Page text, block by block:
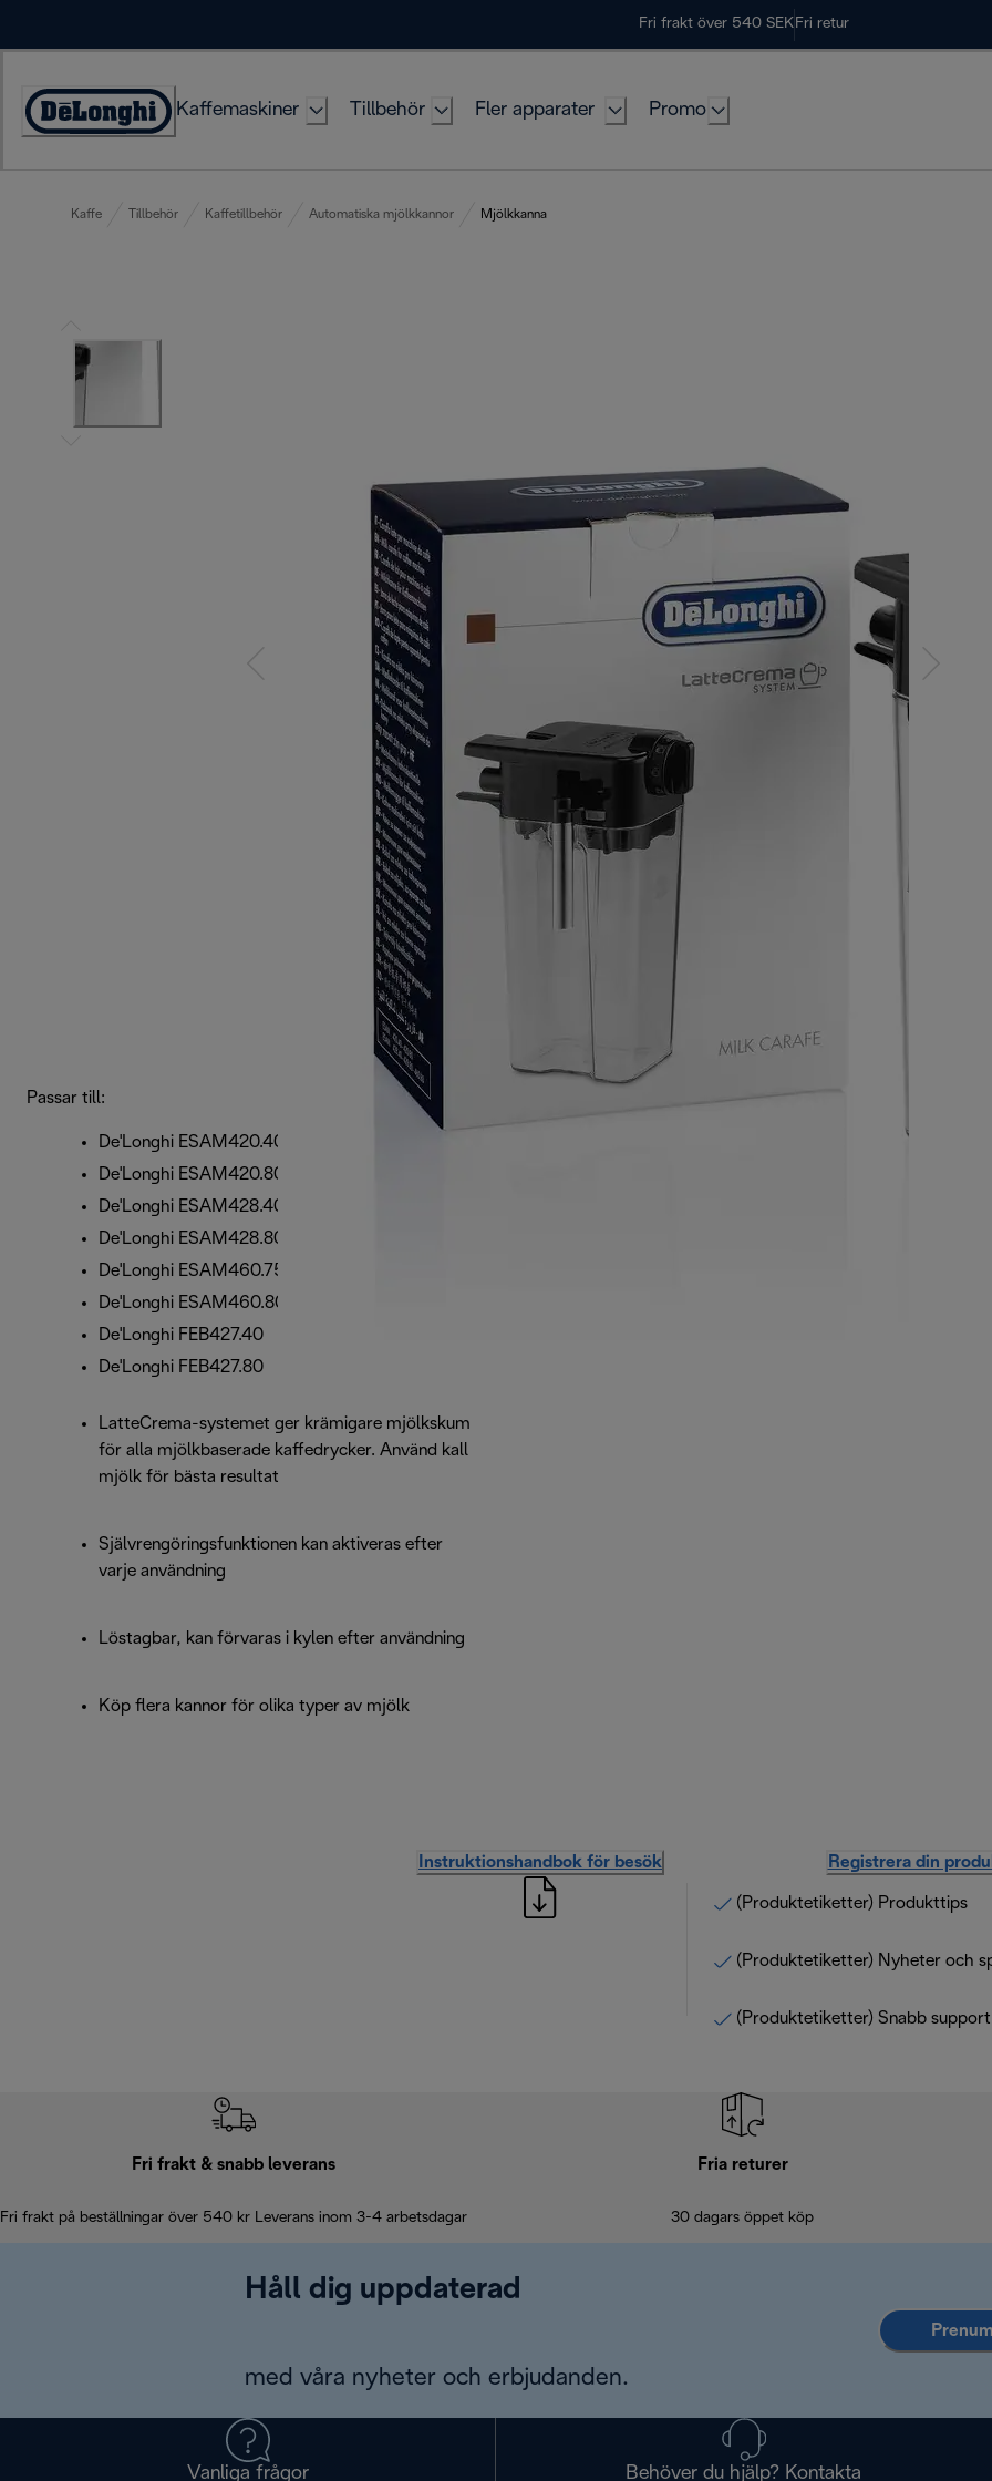
Fri frakt över 540 SEK Fri retur
Accessibility
Kaffemaskiner Tillbehör Fler apparater Promo
Kaffe Tillbehör Kaffetillbehör Automatiska mjölkkannor Mjölkkanna
Passar till:
De'Longhi ESAM420.40
De'Longhi ESAM420.80
De'Longhi ESAM428.40
De'Longhi ESAM428.80
De'Longhi ESAM460.75
De'Longhi ESAM460.80
De'Longhi FEB427.40
De'Longhi FEB427.80
LatteCrema-systemet ger krämigare mjölkskum
för alla mjölkbaserade kaffedrycker. Använd kall
mjölk för bästa resultat
Självrengöringsfunktionen kan aktiveras efter
varje användning
Löstagbar, kan förvaras i kylen efter användning
Köp flera kannor för olika typer av mjölk
Instruktionshandbok för besök Registrera din
(Produktetiketter) Produkttips
(Produktetiketter) Nyheter och
(Produktetiketter) Snabb support
Fri frakt & snabb leverans
Fri frakt på beställningar över 540 kr Leverans inom 3-4 arbetsdagar
Fria returer
30 dagars öppet köp
Håll dig uppdaterad
med våra nyheter och erbjudanden.
Vanliga frågor Behöver du hjälp? Kontakta